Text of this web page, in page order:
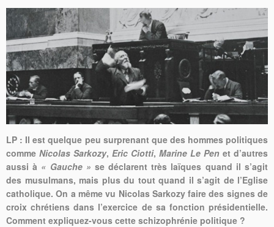
LP : Il est quelque peu surprenant que des hommes politiques
comme Nicolas Sarkozy, Eric Ciotti, Marine Le Pen et d’autres
aussi à « Gauche » se déclarent très laïques quand il s’agit
des musulmans, mais plus du tout quand il s’agit de l’Eglise
catholique. On a même vu Nicolas Sarkozy faire des signes de
croix chrétiens dans l’exercice de sa fonction présidentielle.
Comment expliquez-vous cette schizophrénie politique ?